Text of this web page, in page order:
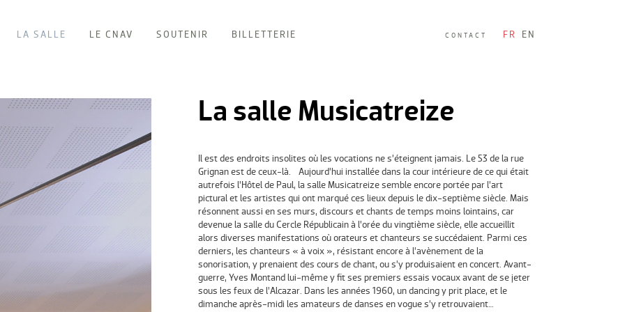
LA SALLE LE CNAV SOUTENIR BILLETTERIE CONTACT FR EN
La salle Musicatreize
Il est des endroits insolites où les vocations ne s’éteignent jamais. Le 53 de la rue
Grignan est de ceux-là. Aujourd’hui installée dans la cour intérieure de ce qui était
autrefois l’Hôtel de Paul, la salle Musicatreize semble encore portée par l’art
pictural et les artistes qui ont marqué ces lieux depuis le dix-septième siècle. Mais
résonnent aussi en ses murs, discours et chants de temps moins lointains, car
devenue la salle du Cercle Républicain à l’orée du vingtième siècle, elle accueillit
alors diverses manifestations où orateurs et chanteurs se succédaient. Parmi ces
derniers, les chanteurs « à voix », résistant encore à l’avènement de la
sonorisation, y prenaient des cours de chant, ou s’y produisaient en concert. Avant-
guerre, Yves Montand lui-même y fit ses premiers essais vocaux avant de se jeter
sous les feux de l’Alcazar. Dans les années 1960, un dancing y prit place, et le
dimanche après-midi les amateurs de danses en vogue s’y retrouvaient…